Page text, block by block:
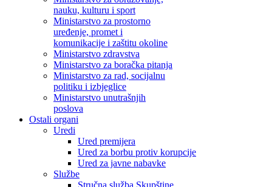
nauku, kulturu i sport
Ministarstvo za prostorno
uređenje, promet i
komunikacije i zaštitu okoline
Ministarstvo zdravstva
Ministarstvo za boračka pitanja
Ministarstvo za rad, socijalnu
politiku i izbjeglice
Ministarstvo unutrašnjih
poslova
Ostali organi
Uredi
Ured premijera
Ured za borbu protiv korupcije
Ured za javne nabavke
Službe
Stručna služba Skupštine